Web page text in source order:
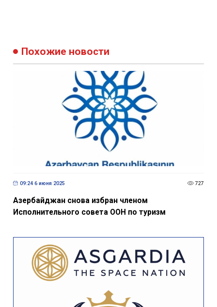
Похожие новости
09:24 6 июня 2025 727
Азербайджан снова избран членом
Исполнительного совета ООН по туризм